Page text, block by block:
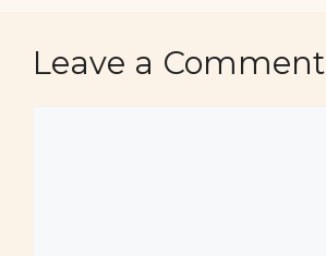
Leave a Comment